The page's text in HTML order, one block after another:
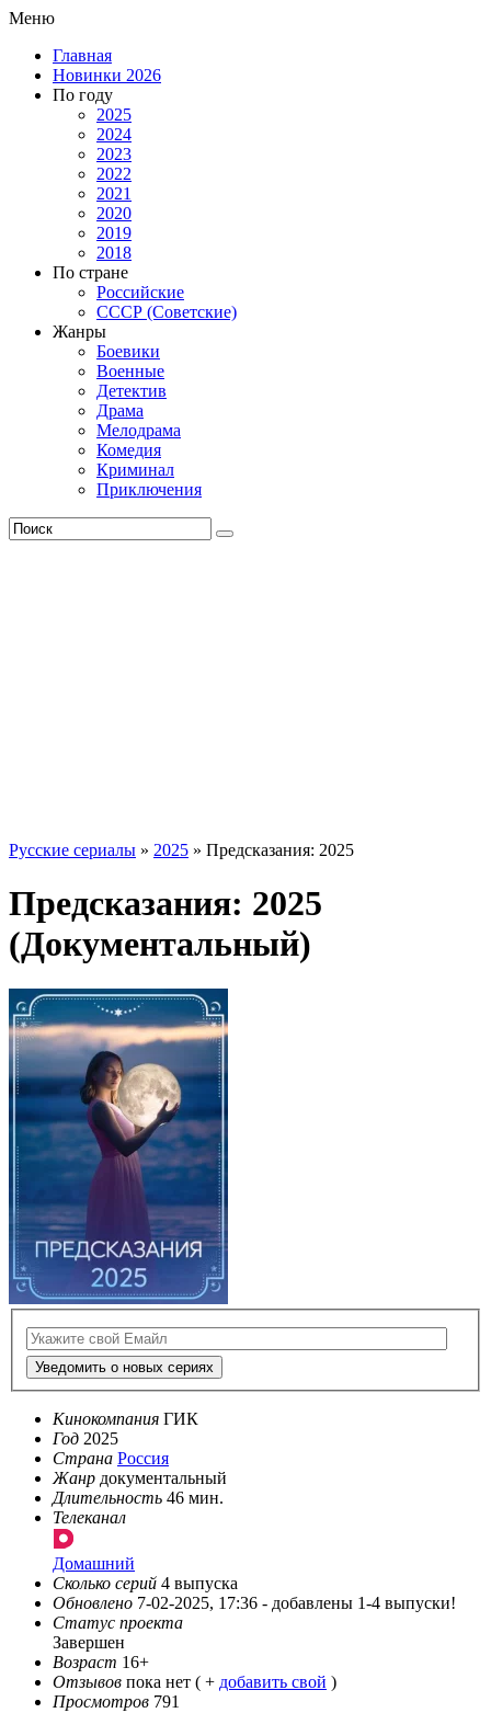
Меню
Главная
Новинки 2026
По году
2025
2024
2023
2022
2021
2020
2019
2018
По стране
Российские
СССР (Советские)
Жанры
Боевики
Военные
Детектив
Драма
Мелодрама
Комедия
Криминал
Приключения
Русские сериалы » 2025 » Предсказания: 2025
Предсказания: 2025
(Документальный)
Уведомить о новых сериях
Кинокомпания ГИК
Год 2025
Страна Россия
Жанр документальный
Длительность 46 мин.
Телеканал
Домашний
Сколько серий 4 выпуска
Обновлено 7-02-2025, 17:36 - добавлены 1-4 выпуски!
Статус проекта
Завершен
Возраст 16+
Отзывов пока нет ( + добавить свой )
Просмотров 791